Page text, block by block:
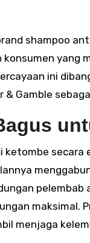
yang
ini
Gamble
ketombe
pelembab
maksimal.
menjaga